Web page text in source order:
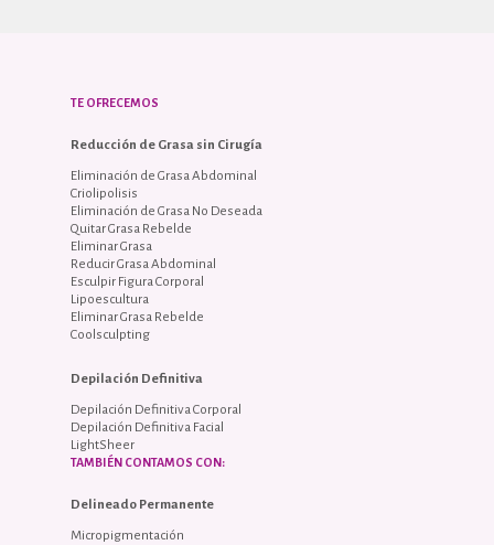
TE OFRECEMOS
Reducción de Grasa sin Cirugía
Eliminación de Grasa Abdominal
Criolipolisis
Eliminación de Grasa No Deseada
Quitar Grasa Rebelde
Eliminar Grasa
Reducir Grasa Abdominal
Esculpir Figura Corporal
Lipoescultura
Eliminar Grasa Rebelde
Coolsculpting
Depilación Definitiva
Depilación Definitiva Corporal
Depilación Definitiva Facial
LightSheer
TAMBIÉN CONTAMOS CON:
Delineado Permanente
Micropigmentación